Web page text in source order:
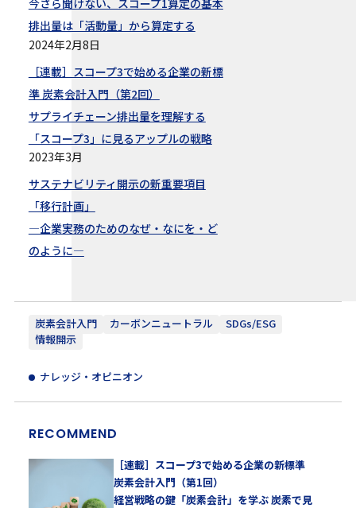
炭素会計入門 カーボンニュートラル
SDGs/ESG
情報開示
ナレッジ・オピニオン
RECOMMEND
［連載］スコープ3で始める企業の新標準
炭素会計入門（第1回）
経営戦略の鍵「炭素会計」を学ぶ 炭素で見
排出量は「活動量」から算定する
2024年2月8日
［連載］スコープ3で始める企業の新標
準 炭素会計入門（第2回）
サプライチェーン排出量を理解する
「スコープ3」に見るアップルの戦略
2023年3月
サステナビリティ開示の新重要項目
「移行計画」
―企業実務のためのなぜ・なにを・ど
のように―